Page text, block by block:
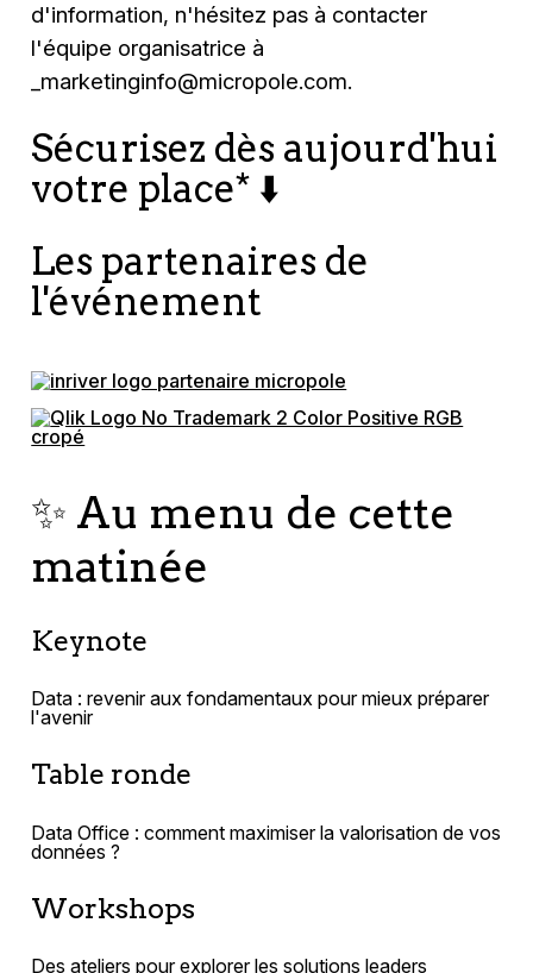
d'information, n'hésitez pas à contacter
l'équipe organisatrice à
_marketinginfo@micropole.com.
Sécurisez dès aujourd'hui
votre place* ⬇️
Les partenaires de
l'événement
✨ Au menu de cette
matinée
Keynote
Data : revenir aux fondamentaux pour mieux préparer
l'avenir
Table ronde
Data Office : comment maximiser la valorisation de vos
données ?
Workshops
Des ateliers pour explorer les solutions leaders